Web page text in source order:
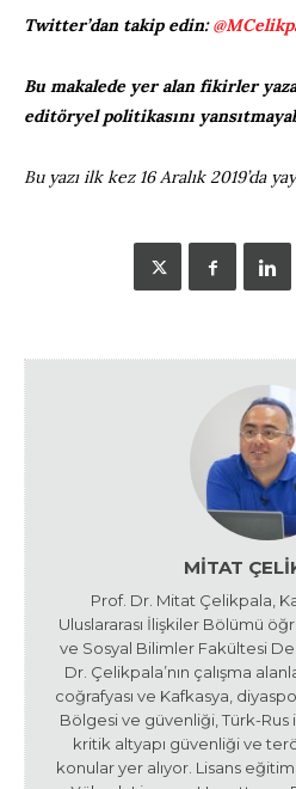
Twitter’dan takip edin:
Bu makalede yer alan fikirler
editöryel politikasını
Bu yazı ilk kez 16 Aralık 2019’da
MITAT
Prof. Dr. Mitat Çelikpala,
Uluslararası İlişkiler Bölümü
ve Sosyal Bilimler Fakültesi
Dr. Çelikpala’nın çalışma
coğrafyası ve Kafkasya,
Bölgesi ve güvenliği, Türk-Rus
kritik altyapı güvenliği ve
konular yer alıyor. Lisans